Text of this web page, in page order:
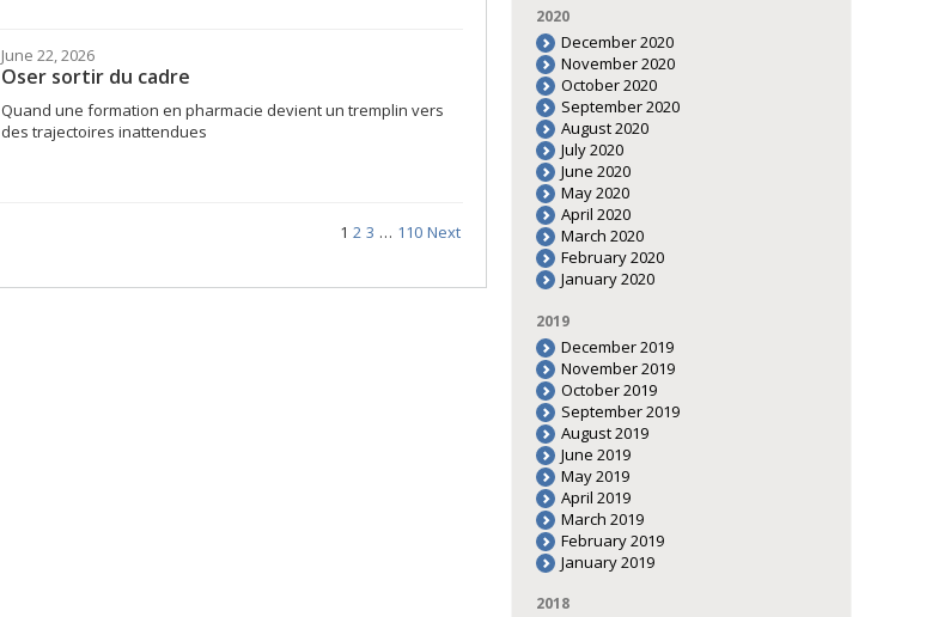
June 22, 2026
Oser sortir du cadre
Quand une formation en pharmacie devient un tremplin vers
des trajectoires inattendues
1 2 3 … 110 Next
2020
December 2020
November 2020
October 2020
September 2020
August 2020
July 2020
June 2020
May 2020
April 2020
March 2020
February 2020
January 2020
2019
December 2019
November 2019
October 2019
September 2019
August 2019
June 2019
May 2019
April 2019
March 2019
February 2019
January 2019
2018